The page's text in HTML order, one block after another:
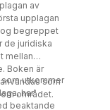
reglerar
fysisk
och
har
jag haft
av
upplagan
begreppet
de juridiska
mellan
Boken är
som
området.
utkommer
har
beaktande